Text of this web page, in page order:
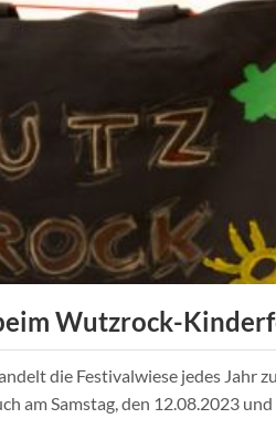
Wutzrock-
die Festivalwiese jedes Jahr
am Samstag, den 12.08.2023